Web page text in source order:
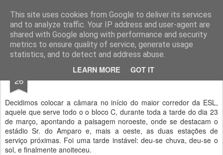
This site uses cookies from Google to deliver its services
and to analyze traffic. Your IP address and user-agent are
shared with Google along with performance and security
metrics to ensure quality of service, generate usage
statistics, and to detect and address abuse.
LEARN MORE GOT IT
Geopalavras
canal800 clique ZapCanal
26 Por entre a chuva e o sol.
Decidimos colocar a câmara no início do maior corredor da ESL,
aquele que serve todo o o bloco C, durante toda a tarde do dia 23
de março, apontando a paisagem noroeste, onde se destacam o
estádio Sr. do Amparo e, mais a oeste, as duas estações de
serviço próximas. Foi uma tarde instável: deu-se chuva, deu-se o
sol, e finalmente anoiteceu.